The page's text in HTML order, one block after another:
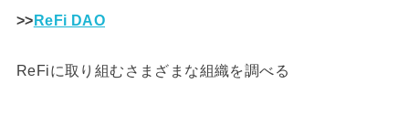
>>ReFi DAO
ReFiに取り組むさまざまな組織を調べる